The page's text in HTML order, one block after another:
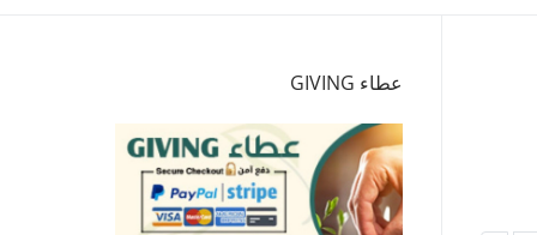
عطاء GIVING